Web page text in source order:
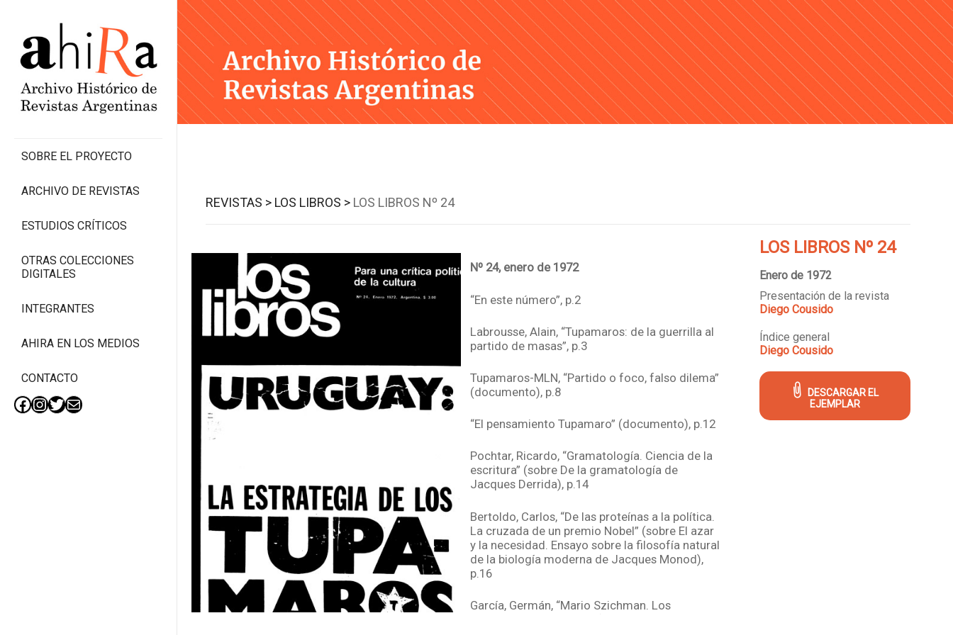
Skip
to
content
SOBRE EL PROYECTO
ARCHIVO DE REVISTAS
ESTUDIOS CRÍTICOS
OTRAS COLECCIONES
DIGITALES
INTEGRANTES
AHIRA EN LOS MEDIOS
CONTACTO
Facebook
Instagram
Twitter
Mail
REVISTAS > LOS LIBROS > LOS LIBROS Nº 24
Nº 24, enero de 1972
“En este número”, p.2
Labrousse, Alain, “Tupamaros: de la guerrilla al
partido de masas”, p.3
Tupamaros-MLN, “Partido o foco, falso dilema”
(documento), p.8
“El pensamiento Tupamaro” (documento), p.12
Pochtar, Ricardo, “Gramatología. Ciencia de la
escritura” (sobre De la gramatología de
Jacques Derrida), p.14
Bertoldo, Carlos, “De las proteínas a la política.
La cruzada de un premio Nobel” (sobre El azar
y la necesidad. Ensayo sobre la filosofía natural
de la biología moderna de Jacques Monod),
p.16
García, Germán, “Mario Szichman. Los
LOS LIBROS Nº 24
Enero de 1972
Presentación de la revista
Diego Cousido
Índice general
Diego Cousido
DESCARGAR EL
EJEMPLAR